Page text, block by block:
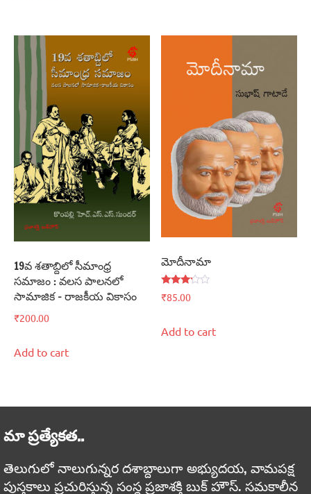
19వ శతాబ్దిలో సీమాంధ్ర
సమాజం : వలస పాలనలో
సామాజిక – రాజకీయ వికాసం
₹200.00
Add to cart
మోదీనామా
Rated
3.00
₹85.00
Add to cart
మా ప్రత్యేకత..
తెలుగులో నాలుగున్నర దశాబ్దాలుగా అభ్యుదయ, వామపక్ష
పుస్తకాలు ప్రచురిస్తున్న సంస్థ ప్రజాశక్తి బుక్ హౌస్. సమకాలీన